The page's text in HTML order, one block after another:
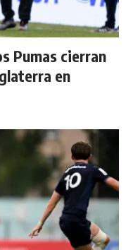
Pumas cierran
en